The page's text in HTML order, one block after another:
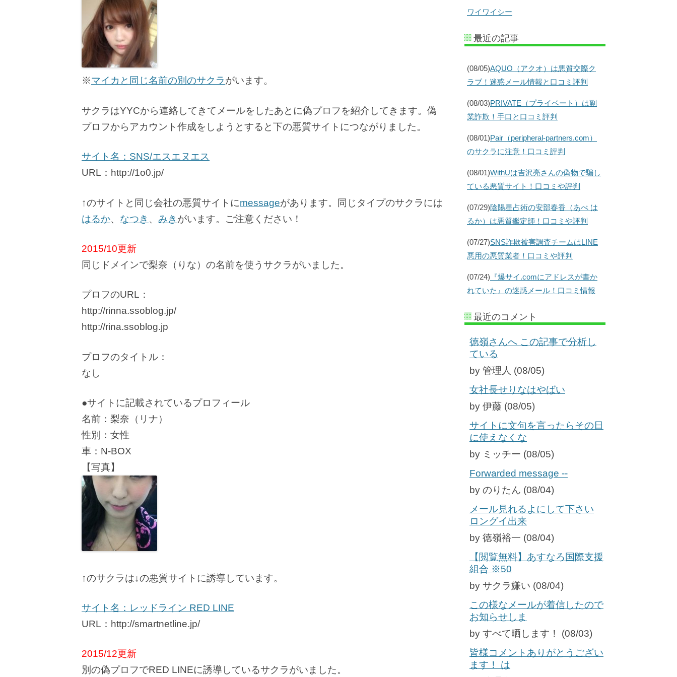
※マイカと同じ名前の別のサクラがいます。
サクラはYYCから連絡してきてメールをしたあとに偽プロフを紹介してきます。偽
プロフからアカウント作成をしようとすると下の悪質サイトにつながりました。
サイト名：SNS/エスエヌエス
URL：http://1o0.jp/
↑のサイトと同じ会社の悪質サイトにmessageがあります。同じタイプのサクラには
はるか、 なつき 、 みき がいます。ご注意ください！
2015/10更新
同じドメインで梨奈（りな）の名前を使うサクラがいました。
プロフのURL：
http://rinna.ssoblog.jp/
http://rina.ssoblog.jp
プロフのタイトル：
なし
●サイトに記載されているプロフィール
名前：梨奈（リナ）
性別：女性
車：N-BOX
【写真】
↑のサクラは↓の悪質サイトに誘導しています。
サイト名：レッドライン RED LINE
URL：http://smartnetline.jp/
2015/12更新
別の偽プロフでRED LINEに誘導しているサクラがいました。
ワイワイシー
最近の記事
(08/05)AQUO（アクオ）は悪質交際ク
ラブ！迷惑メール情報と口コミ評判
(08/03)PRIVATE（プライベート）は副
業詐欺！手口と口コミ評判
(08/01)Pair（peripheral-partners.com）
のサクラに注意！口コミ評判
(08/01)WithUは吉沢亮さんの偽物で騙し
ている悪質サイト！口コミや評判
(07/29)陰陽星占術の安部春香（あべ は
るか）は悪質鑑定師！口コミや評判
(07/27)SNS詐欺被害調査チームはLINE
悪用の悪質業者！口コミや評判
(07/24) 『爆サイ.comにアドレスが書か
れていた』の迷惑メール！口コミ情報
最近のコメント
徳嶺さんへ この記事で分析し
ている
by 管理人 (08/05)
女社長せりなはやばい
by 伊藤 (08/05)
サイトに文句を言ったらその日
に使えなくな
by ミッチー (08/05)
Forwarded message --
by のりたん (08/04)
メール見れるよにして下さい
ロングイ出来
by 徳嶺裕一 (08/04)
【閲覧無料】あすなろ国際支援
組合 ※50
by サクラ嫌い (08/04)
この様なメールが着信したので
お知らせしま
by すべて晒します！ (08/03)
皆様コメントありがとうござい
ます！ は